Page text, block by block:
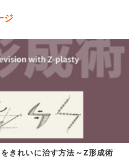
ジ
きれいに治す方法～Z形成術